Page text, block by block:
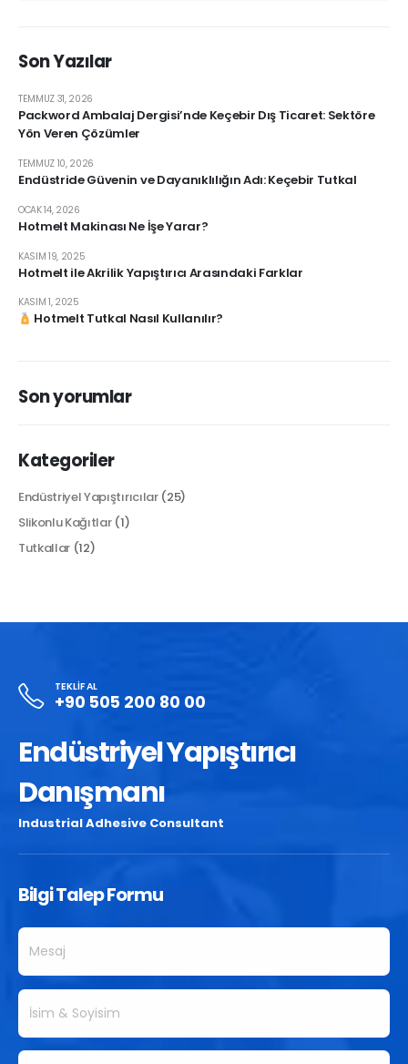
Son Yazılar
Packword Ambalaj Dergisi’nde Keçebir Dış Ticaret: Sektöre
Yön Veren Çözümler
TEMMUZ 31, 2026
Endüstride Güvenin ve Dayanıklılığın Adı: Keçebir Tutkal
TEMMUZ 10, 2026
Hotmelt Makinası Ne İşe Yarar?
OCAK 14, 2026
Hotmelt ile Akrilik Yapıştırıcı Arasındaki Farklar
KASIM 19, 2025
Hotmelt Tutkal Nasıl Kullanılır?
KASIM 1, 2025
Son yorumlar
Kategoriler
Endüstriyel Yapıştırıcılar(25)
Slikonlu Kağıtlar(1)
Tutkallar (12)
TEKLIF AL
+90 505 200 80 00
Endüstriyel Yapıştırıcı
Danışmanı
Industrial Adhesive Consultant
Bilgi Talep Formu